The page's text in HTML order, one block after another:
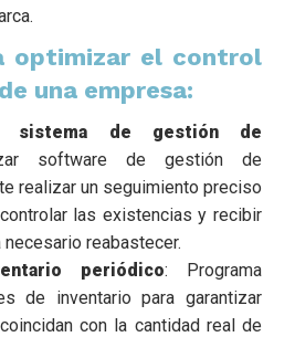
optimizar el control
una empresa:
sistema de gestión de
software de gestión de
realizar un seguimiento preciso
las existencias y recibir
reabastecer.
periódico: Programa
de inventario para garantizar
con la cantidad real de